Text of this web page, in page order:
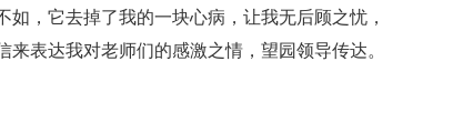
，它去掉了我的一块心病，让我无后顾之忧，
表达我对老师们的感激之情，望园领导传达。